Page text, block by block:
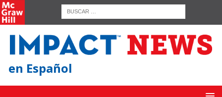
en Español